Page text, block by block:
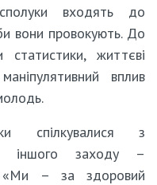
сполуки входять до
вони провокують. До
життєві
вплив
спілкувалися з
іншого заходу –
«Ми – за здоровий